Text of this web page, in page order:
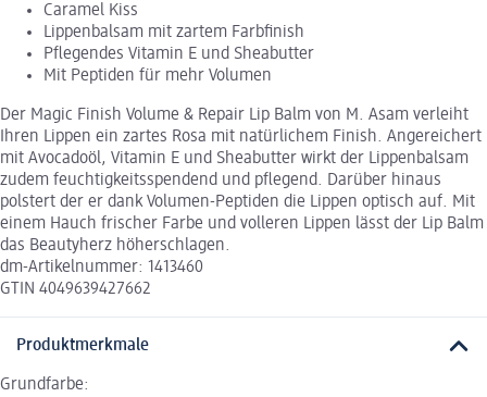
Caramel Kiss
Lippenbalsam mit zartem Farbfinish
Pflegendes Vitamin E und Sheabutter
Mit Peptiden für mehr Volumen
Der Magic Finish Volume & Repair Lip Balm von M. Asam verleiht
Ihren Lippen ein zartes Rosa mit natürlichem Finish. Angereichert
mit Avocadoöl, Vitamin E und Sheabutter wirkt der Lippenbalsam
zudem feuchtigkeitsspendend und pflegend. Darüber hinaus
polstert der er dank Volumen-Peptiden die Lippen optisch auf. Mit
einem Hauch frischer Farbe und volleren Lippen lässt der Lip Balm
das Beautyherz höherschlagen.
dm-Artikelnummer: 1413460
GTIN 4049639427662
Produktmerkmale
Grundfarbe: